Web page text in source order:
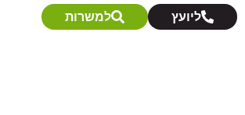
ליועץ למשרות